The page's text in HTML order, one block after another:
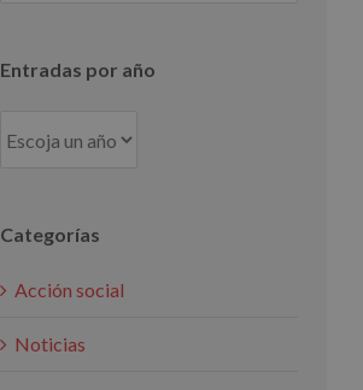
Entradas por año
Categorías
Acción social
Noticias